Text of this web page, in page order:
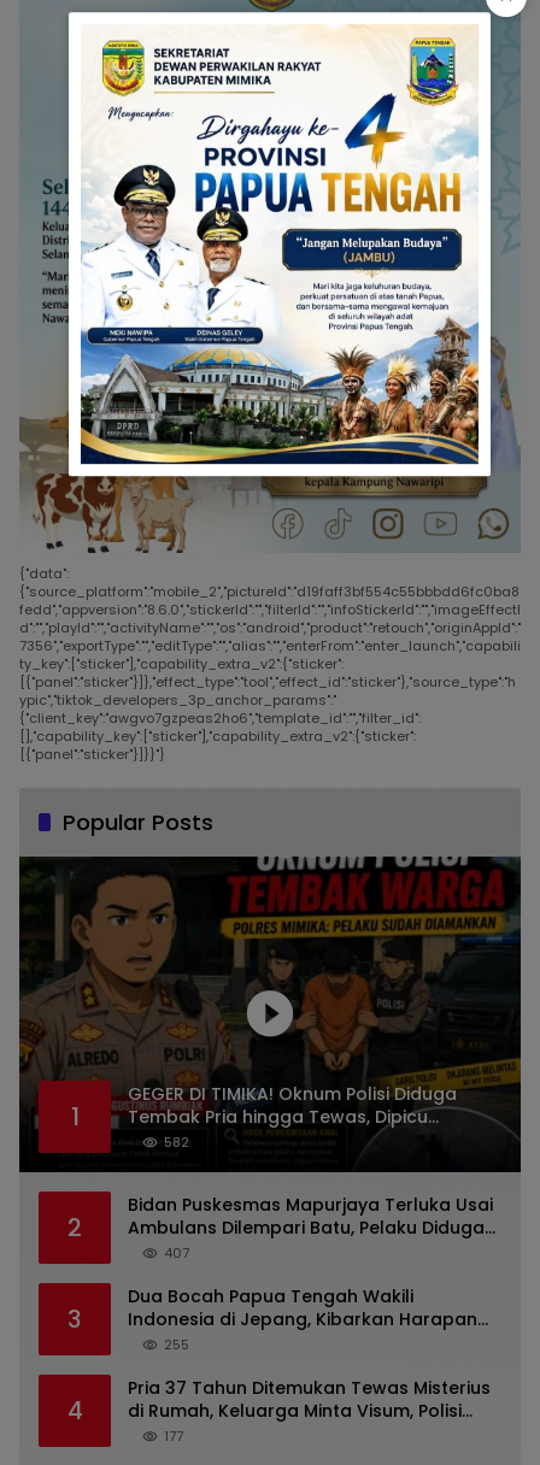
{"data":
{"source_platform":"mobile_2","pictureId":"d19faff3bf554c55bbbdd6fc0ba8
fedd","appversion":"8.6.0","stickerId":"","filterId":"","infoStickerId":"","imageEffectI
d":"","playId":"","activityName":"","os":"android","product":"retouch","originAppId":"
7356","exportType":"","editType":"","alias":"","enterFrom":"enter_launch","capabili
ty_key":["sticker"],"capability_extra_v2":{"sticker":
[{"panel":"sticker"}]},"effect_type":"tool","effect_id":"sticker"},"source_type":"h
ypic","tiktok_developers_3p_anchor_params":"
{"client_key":"awgvo7gzpeas2ho6","template_id":"","filter_id":
[],"capability_key":["sticker"],"capability_extra_v2":{"sticker":
[{"panel":"sticker"}]}}"}
Popular Posts
1
GEGER DI TIMIKA! Oknum Polisi Diduga
Tembak Pria hingga Tewas, Dipicu
Dugaan Persoalan Rumah Tangga
582
2
Bidan Puskesmas Mapurjaya Terluka Usai
Ambulans Dilempari Batu, Pelaku Diduga
Kelompok Mabuk di Jalan Poros Timika
407
3
Dua Bocah Papua Tengah Wakili
Indonesia di Jepang, Kibarkan Harapan
dari Mimika ke Panggung Dunia
255
4
Pria 37 Tahun Ditemukan Tewas Misterius
di Rumah, Keluarga Minta Visum, Polisi
Diminta Ungkap Penyebab Kematian
177